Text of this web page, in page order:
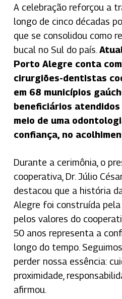
A celebração reforçou a
longo de cinco décadas
que se consolidou como
bucal no Sul do país.
Porto Alegre conta
cirurgiões-dentistas
em 68 municípios
beneficiários
meio de uma
confiança, no
Durante a cerimônia, o
cooperativa, Dr. Júlio
destacou que a história
Alegre foi construída
pelos valores do
50 anos representa a
longo do tempo.
perder nossa essência:
proximidade,
afirmou.